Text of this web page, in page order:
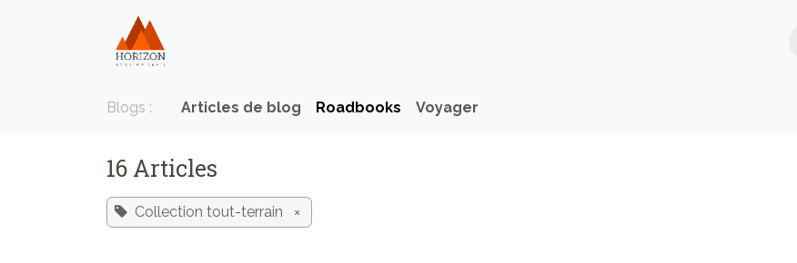
Blogs : Articles de blog Roadbooks Voyager
16 Articles
Collection tout-terrain ×